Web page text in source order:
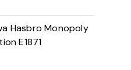
Hasbro Monopoly
E1871